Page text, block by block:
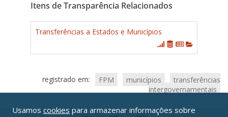
Itens de Transparência Relacionados
Transferências a Estados e Municípios
registrado em: FPM municípios
transferências
intergovernamentais
Usamos cookies para armazenar informações sobre